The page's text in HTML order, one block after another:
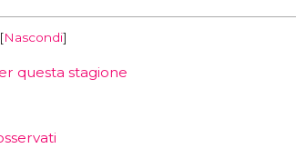
[Nascondi]
questa stagione